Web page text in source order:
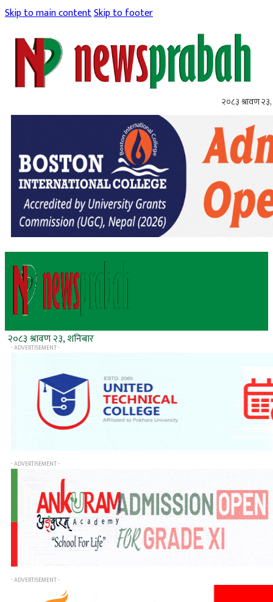
Skip to main contentSkip to footer
२०८३ श्रावण २३,
२०८३ श्रावण २३, शनिबार
- ADVERTISEMENT -
- ADVERTISEMENT -
- ADVERTISEMENT -